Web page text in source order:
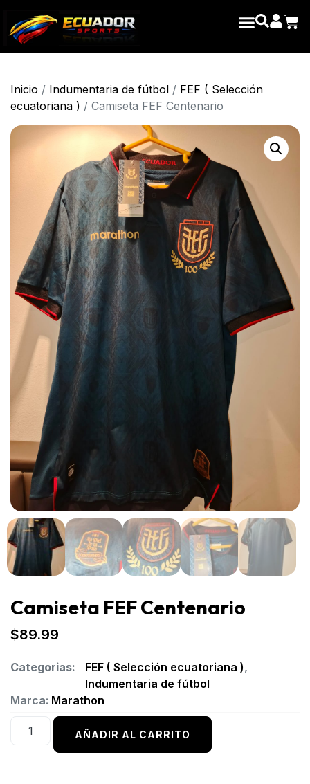
Inicio / Indumentaria de fútbol / FEF ( Selección
ecuatoriana ) / Camiseta FEF Centenario
Camiseta FEF Centenario
$89.99
Categorias: FEF ( Selección ecuatoriana ),
Indumentaria de fútbol
Marca: Marathon
AÑADIR AL CARRITO